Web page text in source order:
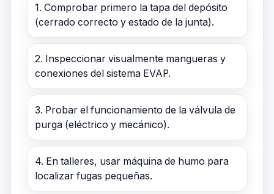
1. Comprobar primero la tapa del depósito
(cerrado correcto y estado de la junta).
2. Inspeccionar visualmente mangueras y
conexiones del sistema EVAP.
3. Probar el funcionamiento de la válvula de
purga (eléctrico y mecánico).
4. En talleres, usar máquina de humo para
localizar fugas pequeñas.